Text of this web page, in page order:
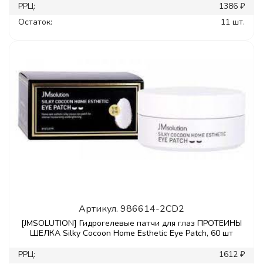
РРЦ:
1386 ₽
Остаток:
11 шт.
Артикул. 986614-2CD2
[JMSOLUTION] Гидрогелевые патчи для глаз ПРОТЕИНЫ
ШЕЛКА Silky Cocoon Home Esthetic Eye Patch, 60 шт
РРЦ:
1612 ₽